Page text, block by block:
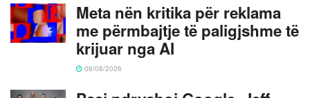
Meta nën kritika për reklama
me përmbajtje të paligjshme të
krijuar nga AI
06/08/2026